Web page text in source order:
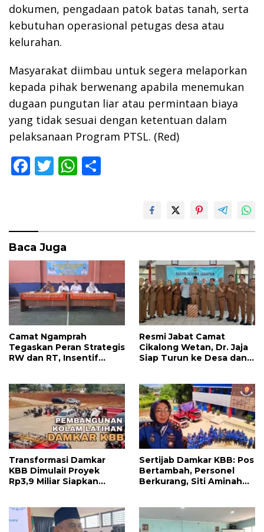
dokumen, pengadaan patok batas tanah, serta
kebutuhan operasional petugas desa atau
kelurahan.
Masyarakat diimbau untuk segera melaporkan
kepada pihak berwenang apabila menemukan
dugaan pungutan liar atau permintaan biaya
yang tidak sesuai dengan ketentuan dalam
pelaksanaan Program PTSL. (Red)
F
o
o
k
T W
p
p
Baca Juga
Camat Ngamprah
Tegaskan Peran Strategis
RW dan RT, Insentif
Pengabdian
Resmi Jabat Camat
Cikalong Wetan, Dr. Jaja
Siap Turun ke Desa dan
Lebih Maju
Transformasi Damkar
KBB Dimulai! Proyek
Rp3,9 Miliar Siapkan
Sertijab Damkar KBB: Pos
Bertambah, Personel
Berkurang, Siti Aminah